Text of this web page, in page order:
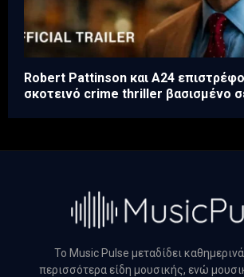
Robert Pattinson και A24
σκοτεινό crime thriller βασισμένο
Το Music Pulse μεταδίδει
περισσότερα είδη μουσικής, ενώ